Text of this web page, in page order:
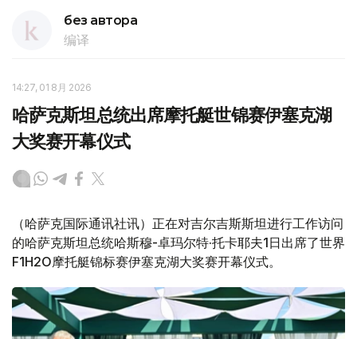
без автора
编译
14:27, 01 8月 2026
哈萨克斯坦总统出席摩托艇世锦赛伊塞克湖
大奖赛开幕仪式
（哈萨克国际通讯社讯）正在对吉尔吉斯斯坦进行工作访问
的哈萨克斯坦总统哈斯穆-卓玛尔特·托卡耶夫1日出席了世界
F1H2O摩托艇锦标赛伊塞克湖大奖赛开幕仪式。